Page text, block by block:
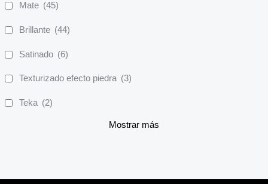
Mate (45)
Brillante (44)
Satinado (6)
Texturizado efecto piedra (3)
Teka (2)
Mostrar más